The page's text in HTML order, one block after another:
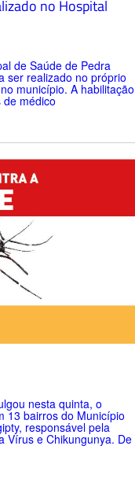
no Hospital
de Saúde de Pedra
ser realizado no próprio
município. A habilitação
médico
nesta quinta, o
13 bairros do Município
responsável pela
Vírus e Chikungunya. De